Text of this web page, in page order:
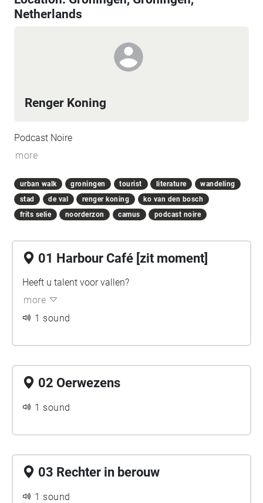
Netherlands
Renger Koning
Podcast Noire
more
urban walk groningen tourist literature
wandeling
stad
de val renger koning
ko van den bosch
frits selie
noorderzon camus podcast noire
01 Harbour Café [zit moment]
Heeft u talent voor vallen?
more
1 sound
02 Oerwezens
1 sound
03 Rechter in berouw
1 sound